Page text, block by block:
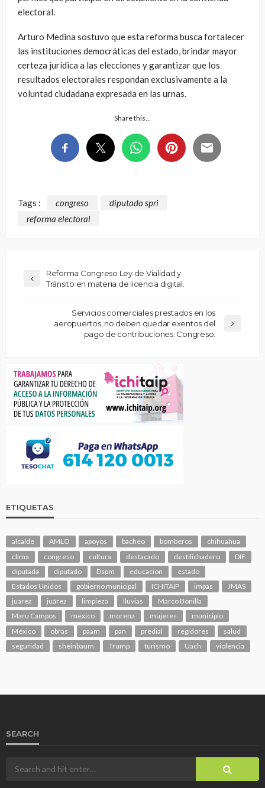
electoral.
Arturo Medina sostuvo que esta reforma busca fortalecer
las instituciones democráticas del estado, brindar mayor
certeza jurídica a las elecciones y garantizar que los
resultados electorales respondan exclusivamente a la
voluntad ciudadana expresada en las urnas.
Share this…
Tags : congreso
diputado spri
reforma electoral
Reforma Congreso Ley de Vialidad y
Tránsito en materia de licencia digital.
Servicios comerciales prestados en los
aeropuertos, no deben quedar exentos del
pago de contribuciones: Congreso.
ETIQUETAS
alcalde AMLO apoyos bacheo bomberos
chihuahua
clima
congreso cultura destacado destilichadero
DIF
diputada
diputado Dspm educacion
estado
Estados Unidos
gobierno municipal ICHITAIP impas
JMAS
juarez
juárez limpieza lluvias
Marco Bonilla
Maru Campos
mexico morena mujeres
municipio
México
obras paam pan predial regidores
salud
seguridad
sheinbaum Trump turismo Uach violencia
SEARCH